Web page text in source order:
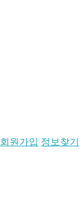
회원가입 정보찾기